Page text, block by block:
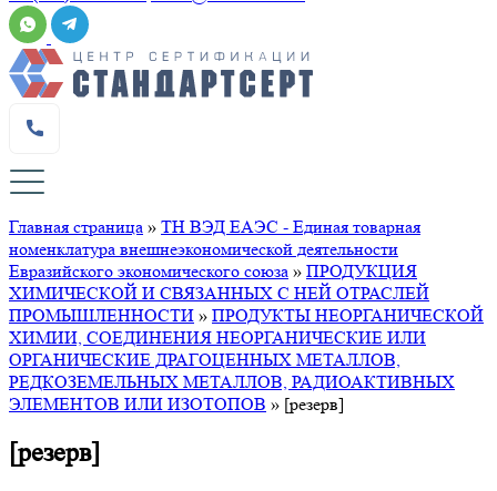
Главная страница » ТН ВЭД ЕАЭС - Единая товарная
номенклатура внешнеэкономической деятельности
Евразийского экономического союза » ПРОДУКЦИЯ
ХИМИЧЕСКОЙ И СВЯЗАННЫХ С НЕЙ ОТРАСЛЕЙ
ПРОМЫШЛЕННОСТИ » ПРОДУКТЫ НЕОРГАНИЧЕСКОЙ
ХИМИИ, СОЕДИНЕНИЯ НЕОРГАНИЧЕСКИЕ ИЛИ
ОРГАНИЧЕСКИЕ ДРАГОЦЕННЫХ МЕТАЛЛОВ,
РЕДКОЗЕМЕЛЬНЫХ МЕТАЛЛОВ, РАДИОАКТИВНЫХ
ЭЛЕМЕНТОВ ИЛИ ИЗОТОПОВ » [резерв]
[резерв]